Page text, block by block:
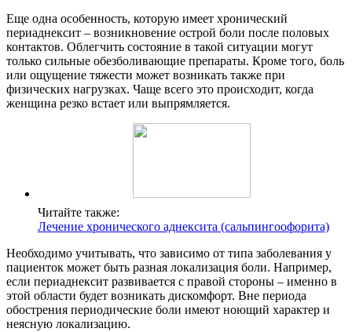
Еще одна особенность, которую имеет хронический
периаднексит – возникновение острой боли после половых
контактов. Облегчить состояние в такой ситуации могут
только сильные обезболивающие препараты. Кроме того, боль
или ощущение тяжести может возникать также при
физических нагрузках. Чаще всего это происходит, когда
женщина резко встает или выпрямляется.
Читайте также:
Лечение хронического аднексита (сальпингоофорита)
Необходимо учитывать, что зависимо от типа заболевания у
пациенток может быть разная локализация боли. Например,
если периаднексит развивается с правой стороны – именно в
этой области будет возникать дискомфорт. Вне периода
обострения периодические боли имеют ноющий характер и
неясную локализацию.